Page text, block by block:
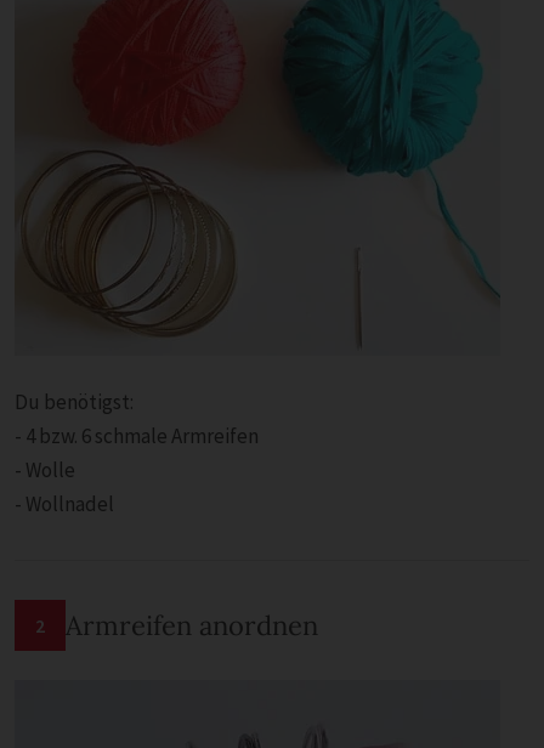
Du benötigst:
- 4 bzw. 6 schmale Armreifen
- Wolle
- Wollnadel
2 Armreifen anordnen